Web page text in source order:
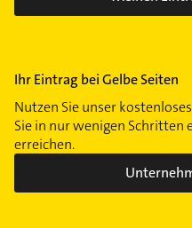
Ihr Eintrag bei Gelbe Seiten
Nutzen Sie unser
Sie in nur wenigen Schritten
erreichen.